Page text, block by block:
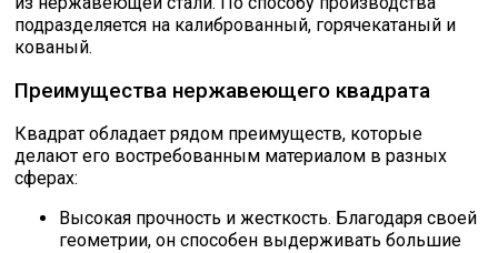
подразделяется на калиброванный, горячекатаный и
кованый.
Преимущества нержавеющего квадрата
Квадрат обладает рядом преимуществ, которые
делают его востребованным материалом в разных
сферах:
Высокая прочность и жесткость. Благодаря своей
геометрии, он способен выдерживать большие